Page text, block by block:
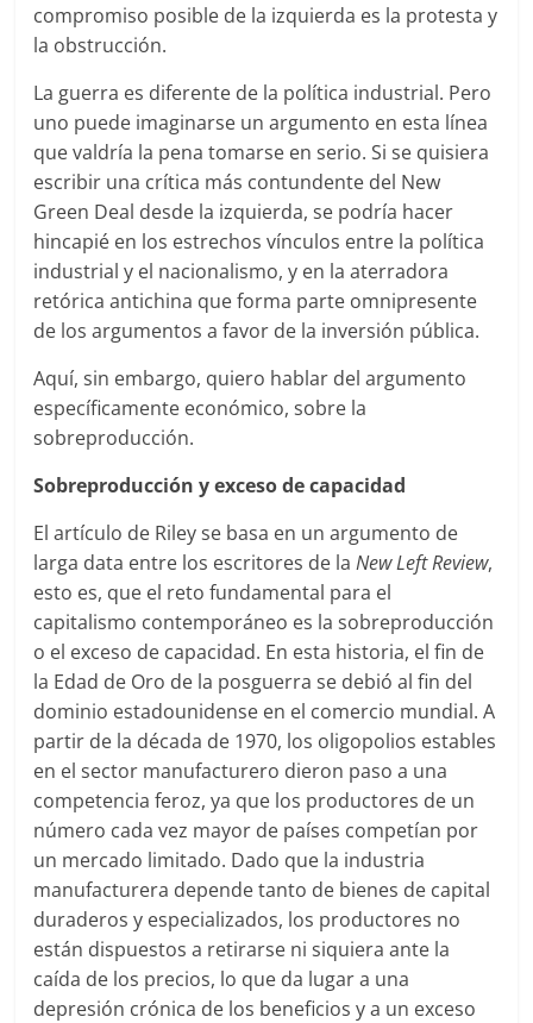
compromiso posible de la izquierda es la protesta y
la obstrucción.
La guerra es diferente de la política industrial. Pero
uno puede imaginarse un argumento en esta línea
que valdría la pena tomarse en serio. Si se quisiera
escribir una crítica más contundente del New
Green Deal desde la izquierda, se podría hacer
hincapié en los estrechos vínculos entre la política
industrial y el nacionalismo, y en la aterradora
retórica antichina que forma parte omnipresente
de los argumentos a favor de la inversión pública.
Aquí, sin embargo, quiero hablar del argumento
específicamente económico, sobre la
sobreproducción.
Sobreproducción y exceso de capacidad
El artículo de Riley se basa en un argumento de
larga data entre los escritores de laNew Left Review,
esto es, que el reto fundamental para el
capitalismo contemporáneo es la sobreproducción
o el exceso de capacidad. En esta historia, el fin de
la Edad de Oro de la posguerra se debió al fin del
dominio estadounidense en el comercio mundial. A
partir de la década de 1970, los oligopolios estables
en el sector manufacturero dieron paso a una
competencia feroz, ya que los productores de un
número cada vez mayor de países competían por
un mercado limitado. Dado que la industria
manufacturera depende tanto de bienes de capital
duraderos y especializados, los productores no
están dispuestos a retirarse ni siquiera ante la
caída de los precios, lo que da lugar a una
depresión crónica de los beneficios y a un exceso